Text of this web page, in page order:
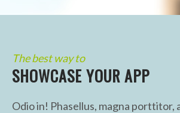
The best way to
SHOWCASE YOUR APP
Odio in! Phasellus, magna porttitor,